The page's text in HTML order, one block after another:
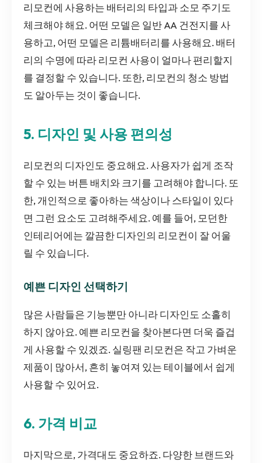
리모컨에 사용하는 배터리의 타입과 소모 주기도
체크해야 해요. 어떤 모델은 일반 AA 건전지를 사
용하고, 어떤 모델은 리튬배터리를 사용해요. 배터
리의 수명에 따라 리모컨 사용이 얼마나 편리할지
를 결정할 수 있습니다. 또한, 리모컨의 청소 방법
도 알아두는 것이 좋습니다.
5. 디자인 및 사용 편의성
리모컨의 디자인도 중요해요. 사용자가 쉽게 조작
할 수 있는 버튼 배치와 크기를 고려해야 합니다. 또
한, 개인적으로 좋아하는 색상이나 스타일이 있다
면 그런 요소도 고려해주세요. 예를 들어, 모던한
인테리어에는 깔끔한 디자인의 리모컨이 잘 어울
릴 수 있습니다.
예쁜 디자인 선택하기
많은 사람들은 기능뿐만 아니라 디자인도 소홀히
하지 않아요. 예쁜 리모컨을 찾아본다면 더욱 즐겁
게 사용할 수 있겠죠. 실링팬 리모컨은 작고 가벼운
제품이 많아서, 흔히 놓여져 있는 테이블에서 쉽게
사용할 수 있어요.
6. 가격 비교
마지막으로, 가격대도 중요하죠. 다양한 브랜드와